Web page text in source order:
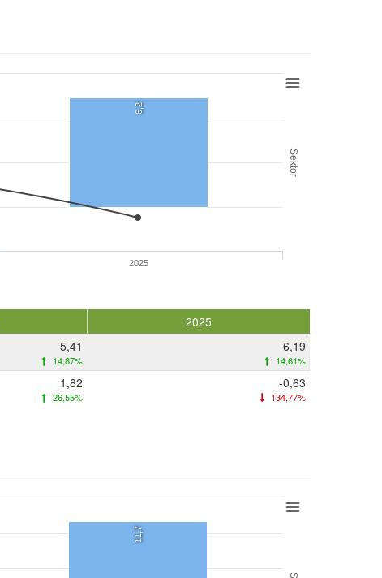
Sektor
6,2
2025
2025
5,41
14,87%
6,19
14,61%
1,82
26,55%
-0,63
134,77%
11,7